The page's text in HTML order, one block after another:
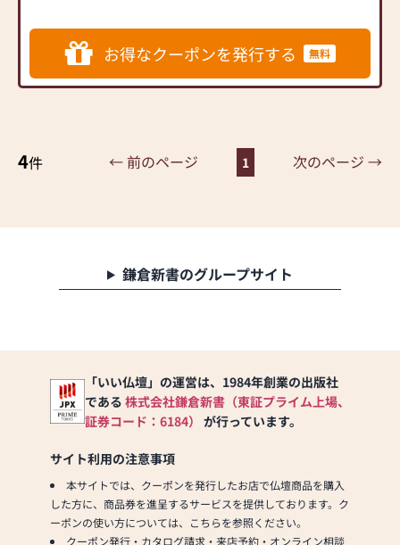
お好みやご自宅のお仏壇に
合わせて、お求めいただけ
ます。
を実現しています。お客様
に長くご利用いただけるよ
心してお買い物をお楽しみ
また、スタッフ一同、お客
様のご要望に丁寧にお応え
お客様のご満足度を最優先
に考え、心からのおもてな
しを提供いたします。
客様の大切なご供養に寄り
だきます。ぜひ一度、当店
にお越しください。心地よ
い空間で、お仏壇や仏具を
④お客様から一定の距離
⑤窓やドアを開けるなど
しての換気
ております。ご理解のほど
宜しくお願い致します。
仏壇の普及にも力を入れ、
ひいてはそれが奏功して、
秩序ある社会形成への一助
の、見えないものへの「お
皆様には引き続きご指導く
取扱い品目：仏壇・仏具・
位牌・仏像・寺院用具・神
棚・神具・神社用具・提灯
軸・各宗派正式念珠・香・
ろうそく・経本・家紋用品
の販売、並びに修理。床の
間・仏間の建築・改築。修
繕も承っております。
お得なクーポンを発行する 無料
4件 ← 前のページ 1 次のページ →
鎌倉新書のグループサイト
「いい仏壇」の運営は、1984年創業の出版社
である 株式会社鎌倉新書（東証プライム上場、
証券コード：6184） が行っています。
サイト利用の注意事項
本サイトでは、クーポンを発行したお店で仏壇商品を購入
した方に、商品券を進呈するサービスを提供しております。ク
ーポンの使い方については、こちらを参照ください。
クーポン発行・カタログ請求・来店予約・オンライン相談